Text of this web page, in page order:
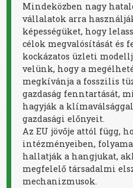
Mindeközben nagy
vállalatok arra
képességüket, hogy
célok megvalósítását és
kockázatos üzleti
velünk, hogy a
megkívánja a fosszilis
gazdaság fenntartását,
hagyják a
gazdasági előnyeit.
Az EU jövője attól függ,
intézményeiben,
hallatják a hangjukat,
megfelelő társadalmi
mechanizmusok.